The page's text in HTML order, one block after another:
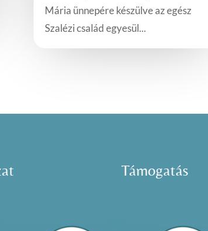
Mária ünnepére készülve az egész
Szalézi család egyesül...
Támogatás